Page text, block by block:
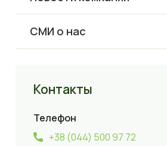
СМИ о нас
Контакты
Телефон
+38 (044) 500 97 72